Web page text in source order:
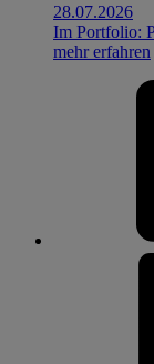
28.07.2026
Im Portfolio:
mehr erfahren